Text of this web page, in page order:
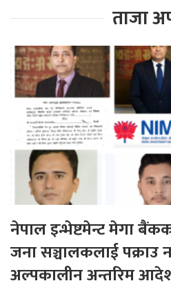
ताजा
नेपाल इन्भेष्टमेन्ट मेगा
जना सञ्चालकलाई पक्राउ
अल्पकालीन अन्तरिम